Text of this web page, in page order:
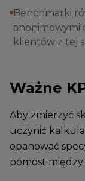
Benchmarki
anonimowymi
klientów z tej
Ważne
Aby zmierzyć
uczynić
opanować
pomost